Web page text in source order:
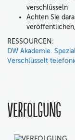
verschlüsseln
Achten Sie
RESSOURCEN:
DW Akademie.
Verschlüsselt
Verfolgung